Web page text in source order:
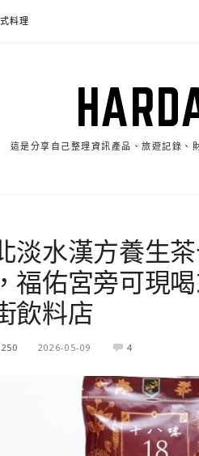
料理
這是分享自己整理資訊產品、旅遊記錄、
淡水漢方養生
福佑宮旁可現
飲料店
2026-05-09 4